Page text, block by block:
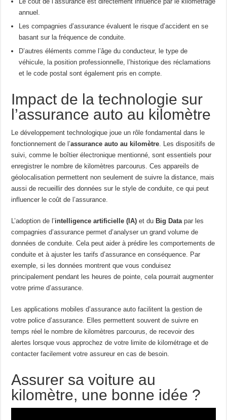
annuel.
Les compagnies d’assurance évaluent le risque d’accident en se
basant sur la fréquence de conduite.
D’autres éléments comme l’âge du conducteur, le type de
véhicule, la position professionnelle, l’historique des réclamations
et le code postal sont également pris en compte.
Impact de la technologie sur
l’assurance auto au kilomètre
Le développement technologique joue un rôle fondamental dans le
fonctionnement de l’assurance auto au kilomètre. Les dispositifs de
suivi, comme le boîtier électronique mentionné, sont essentiels pour
enregistrer le nombre de kilomètres parcourus. Ces appareils de
géolocalisation permettent non seulement de suivre la distance, mais
aussi de recueillir des données sur le style de conduite, ce qui peut
influencer le coût de l’assurance.
L’adoption de l’intelligence artificielle (IA) et du Big Datapar les
compagnies d’assurance permet d’analyser un grand volume de
données de conduite. Cela peut aider à prédire les comportements de
conduite et à ajuster les tarifs d’assurance en conséquence. Par
exemple, si les données montrent que vous conduisez
principalement pendant les heures de pointe, cela pourrait augmenter
votre prime d’assurance.
Les applications mobiles d’assurance auto facilitent la gestion de
votre police d’assurance. Elles permettent souvent de suivre en
temps réel le nombre de kilomètres parcourus, de recevoir des
alertes lorsque vous approchez de votre limite de kilométrage et de
contacter facilement votre assureur en cas de besoin.
Assurer sa voiture au
kilomètre, une bonne idée ?